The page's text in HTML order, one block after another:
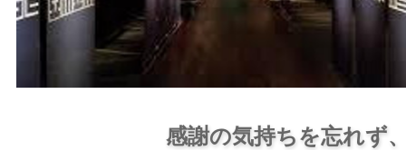
感謝の気持ちを忘れず